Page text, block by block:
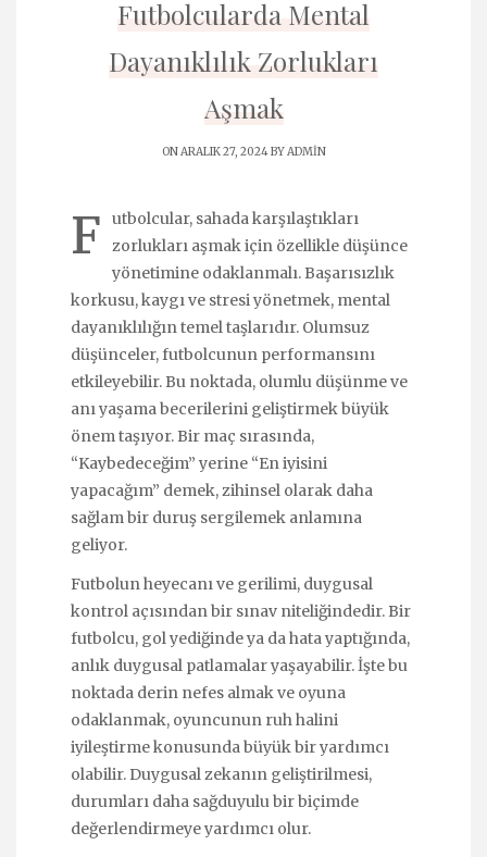
Futbolcularda Mental
Dayanıklılık Zorlukları
Aşmak
ON ARALIK 27, 2024 BYADMIN
F
utbolcular, sahada karşılaştıkları
zorlukları aşmak için özellikle düşünce
yönetimine odaklanmalı. Başarısızlık
korkusu, kaygı ve stresi yönetmek, mental
dayanıklılığın temel taşlarıdır. Olumsuz
düşünceler, futbolcunun performansını
etkileyebilir. Bu noktada, olumlu düşünme ve
anı yaşama becerilerini geliştirmek büyük
önem taşıyor. Bir maç sırasında,
“Kaybedeceğim” yerine “En iyisini
yapacağım” demek, zihinsel olarak daha
sağlam bir duruş sergilemek anlamına
geliyor.
Futbolun heyecanı ve gerilimi, duygusal
kontrol açısından bir sınav niteliğindedir. Bir
futbolcu, gol yediğinde ya da hata yaptığında,
anlık duygusal patlamalar yaşayabilir. İşte bu
noktada derin nefes almak ve oyuna
odaklanmak, oyuncunun ruh halini
iyileştirme konusunda büyük bir yardımcı
olabilir. Duygusal zekanın geliştirilmesi,
durumları daha sağduyulu bir biçimde
değerlendirmeye yardımcı olur.